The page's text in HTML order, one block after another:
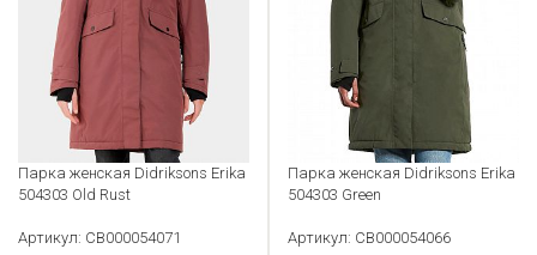
Парка женская Didriksons Erika
504303 Old Rust
Артикул: CB000054071
Парка женская Didriksons Erika
504303 Green
Артикул: CB000054066